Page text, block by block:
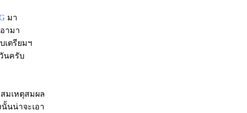
มา
ามา
เตรียมฯ
นครับ
มเหตุสมผล
นน่าจะเอา